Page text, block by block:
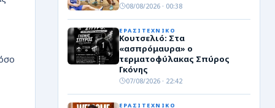
08/08/2026 · 00:38
ΕΡΑΣΙΤΕΧΝΙΚΟ
Κουτσελιό: Στα
«ασπρόμαυρα» ο
τερματοφύλακας Σπύρος
Γκόνης
07/08/2026 · 22:42
ΕΡΑΣΙΤΕΧΝΙΚΟ